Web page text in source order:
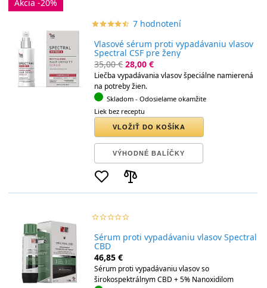
Akcia -20%
star_borderstar_borderstar_borderstar_borderstar_border
starstarstarstarstar 7 hodnotení
Vlasové sérum proti vypadávaniu vlasov
Spectral CSF pre ženy
35,00 € 28,00 €
Liečba vypadávania vlasov špeciálne namierená
na potreby žien.
Skladom - Odosielame okamžite
Liek bez receptu
VLOŽIŤ DO KOŠÍKA
VÝHODNÉ BALÍČKY
star_borderstar_borderstar_borderstar_borderstar_border
starstarstarstarstar
Sérum proti vypadávaniu vlasov Spectral
CBD
46,85 €
Sérum proti vypadávaniu vlasov so
širokospektrálnym CBD + 5% Nanoxidilom